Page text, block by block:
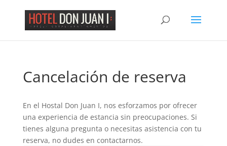
web
sistemaCancelación de reserva
En el Hostal Don Juan I, nos esforzamos por ofrecer
una experiencia de estancia sin preocupaciones. Si
tienes alguna pregunta o necesitas asistencia con tu
reserva, no dudes en contactarnos.